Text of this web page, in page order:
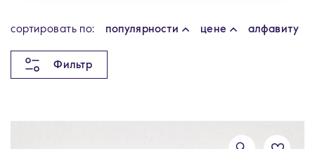
cортировать по: популярности цене алфавиту
Фильтр